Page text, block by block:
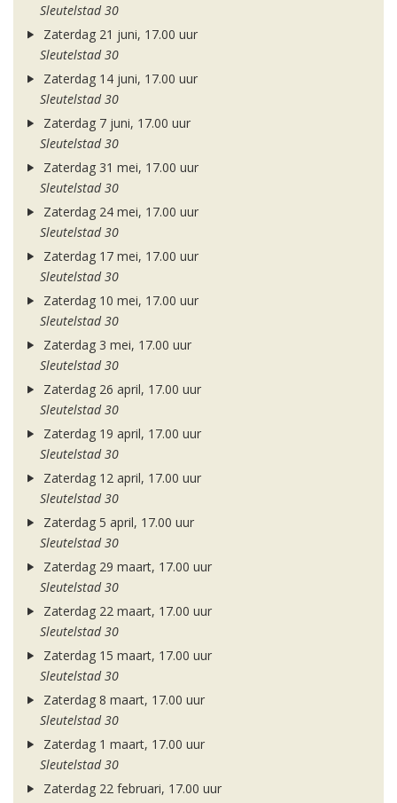
Sleutelstad 30
Zaterdag 21 juni, 17.00 uur
Sleutelstad 30
Zaterdag 14 juni, 17.00 uur
Sleutelstad 30
Zaterdag 7 juni, 17.00 uur
Sleutelstad 30
Zaterdag 31 mei, 17.00 uur
Sleutelstad 30
Zaterdag 24 mei, 17.00 uur
Sleutelstad 30
Zaterdag 17 mei, 17.00 uur
Sleutelstad 30
Zaterdag 10 mei, 17.00 uur
Sleutelstad 30
Zaterdag 3 mei, 17.00 uur
Sleutelstad 30
Zaterdag 26 april, 17.00 uur
Sleutelstad 30
Zaterdag 19 april, 17.00 uur
Sleutelstad 30
Zaterdag 12 april, 17.00 uur
Sleutelstad 30
Zaterdag 5 april, 17.00 uur
Sleutelstad 30
Zaterdag 29 maart, 17.00 uur
Sleutelstad 30
Zaterdag 22 maart, 17.00 uur
Sleutelstad 30
Zaterdag 15 maart, 17.00 uur
Sleutelstad 30
Zaterdag 8 maart, 17.00 uur
Sleutelstad 30
Zaterdag 1 maart, 17.00 uur
Sleutelstad 30
Zaterdag 22 februari, 17.00 uur